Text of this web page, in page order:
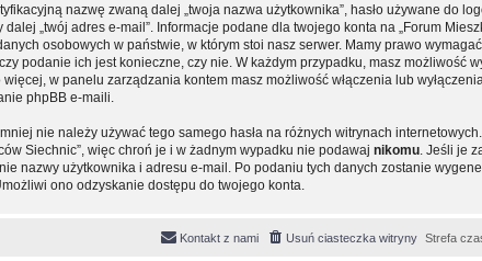
nazwę zwaną dalej „twoja nazwa użytkownika”, hasło używane do
„twój adres e-mail”. Informacje podane dla twojego konta na „Forum
osobowych w państwie, w którym stoi nasz serwer. Mamy prawo
podanie ich jest konieczne, czy nie. W każdym przypadku, masz możliwość
w panelu zarządzania kontem masz możliwość włączenia lub
phpBB e-maili.
nie należy używać tego samego hasła na różnych witrynach internetowych.
Siechnic”, więc chroń je i w żadnym wypadku nie podawaj nikomu . Jeśli je
nazwy użytkownika i adresu e-mail. Po podaniu tych danych zostanie
ono odzyskanie dostępu do twojego konta.
Strefa
Usuń ciasteczka witryny
Kontakt z nami